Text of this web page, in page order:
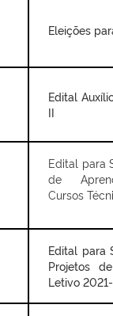
Eleições
Edital
II
Edital para
de
Cursos
Edital para
Projetos
Letivo